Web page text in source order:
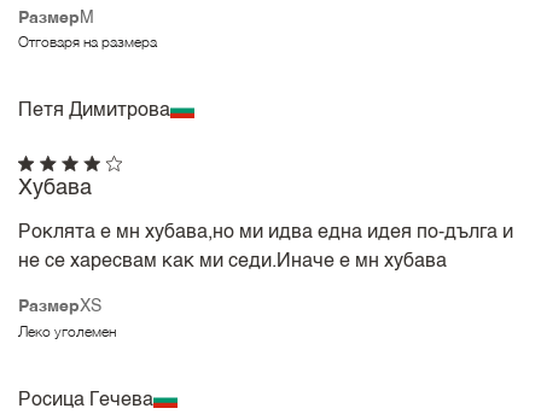
Размер M
Отговаря на размера
Петя Димитрова
РазмерXS
Леко уголемен
Хубава
Роклята е мн хубава,но ми идва една идея по-дълга и
не се харесвам как ми седи.Иначе е мн хубава
Росица Гечева